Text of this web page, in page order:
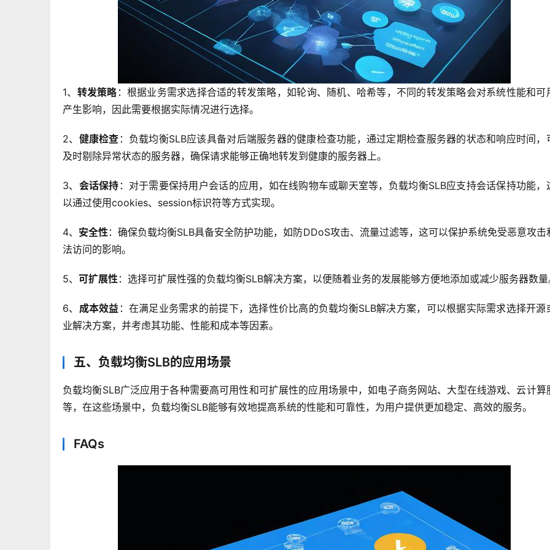
1、 转发策略 ：根据业务需求选择合适的转发策略，如轮询、随机、哈希等，不同的转发策略会对系统性能和可
产生影响，因此需要根据实际情况进行选择。
2、 健康检查 ：负载均衡SLB应该具备对后端服务器的健康检查功能，通过定期检查服务器的状态和响应时间，
及时剔除异常状态的服务器，确保请求能够正确地转发到健康的服务器上。
3、 会话保持 ：对于需要保持用户会话的应用，如在线购物车或聊天室等，负载均衡SLB应支持会话保持功能，
以通过使用cookies、session标识符等方式实现。
4、 安全性：确保负载均衡SLB具备安全防护功能，如防DDoS攻击、流量过滤等，这可以保护系统免受恶意攻击
法访问的影响。
5、 可扩展性：选择可扩展性强的负载均衡SLB解决方案，以便随着业务的发展能够方便地添加或减少服务器数量
6、 成本效益 ：在满足业务需求的前提下，选择性价比高的负载均衡SLB解决方案，可以根据实际需求选择开源
业解决方案，并考虑其功能、性能和成本等因素。
五、负载均衡SLB的应用场景
负载均衡SLB广泛应用于各种需要高可用性和可扩展性的应用场景中，如电子商务网站、大型在线游戏、云计算
等，在这些场景中，负载均衡SLB能够有效地提高系统的性能和可靠性，为用户提供更加稳定、高效的服务。
FAQs